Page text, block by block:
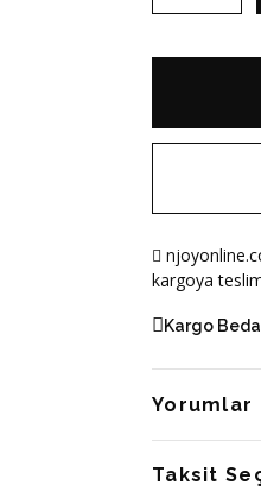
kargoya
Kargo
Yorumlar
Taksit